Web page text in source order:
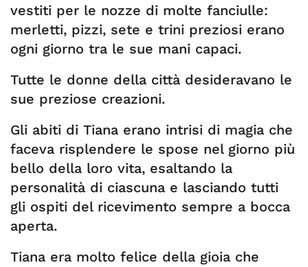
vestiti per le nozze di molte fanciulle:
merletti, pizzi, sete e trini preziosi erano
ogni giorno tra le sue mani capaci.
Tutte le donne della città desideravano le
sue preziose creazioni.
Gli abiti di Tiana erano intrisi di magia che
faceva risplendere le spose nel giorno più
bello della loro vita, esaltando la
personalità di ciascuna e lasciando tutti
gli ospiti del ricevimento sempre a bocca
aperta.
Tiana era molto felice della gioia che